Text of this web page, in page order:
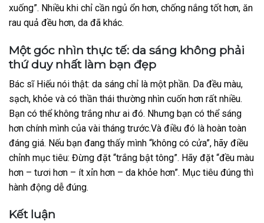
xuống”. Nhiều khi chỉ cần ngủ ổn hơn, chống nắng tốt hơn, ăn
rau quả đều hơn, da đã khác.
Một góc nhìn thực tế: da sáng không phải
thứ duy nhất làm bạn đẹp
Bác sĩ Hiếu nói thật: da sáng chỉ là một phần. Da đều màu,
sạch, khỏe và có thần thái thường nhìn cuốn hơn rất nhiều.
Bạn có thể không trắng như ai đó. Nhưng bạn có thể sáng
hơn chính mình của vài tháng trước.Và điều đó là hoàn toàn
đáng giá. Nếu bạn đang thấy mình “không có cửa”, hãy điều
chỉnh mục tiêu: Đừng đặt “trắng bật tông”. Hãy đặt “đều màu
hơn – tươi hơn – ít xỉn hơn – da khỏe hơn”. Mục tiêu đúng thì
hành động dễ đúng.
Kết luận